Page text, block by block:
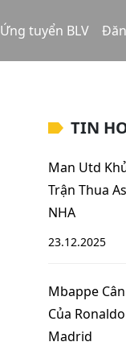
Ứng tuyển BLV
TIN
Man Utd
Trận Thua
NHA
23.12.2025
Mbappe
Của
Madrid